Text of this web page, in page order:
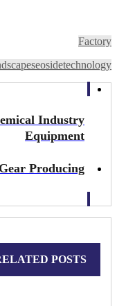
Factory
seosidetechnology
Industry
Equipment
Producing
POSTS ...